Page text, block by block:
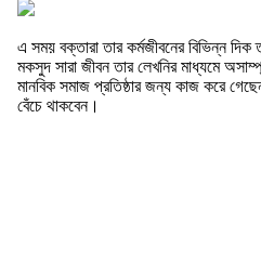
এ সময় বক্তারা তার কর্মজীবনের বিভিন্ন
মকসুদ সারা জীবন তার লেখনির মাধ্যমে
মানবিক সমাজ প্রতিষ্ঠার জন্য কাজ করে
বেঁচে থাকবেন।